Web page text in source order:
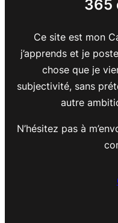
365
Ce site est mon
j’apprends et je
chose que je
subjectivité, sans
autre
N’hésitez pas à